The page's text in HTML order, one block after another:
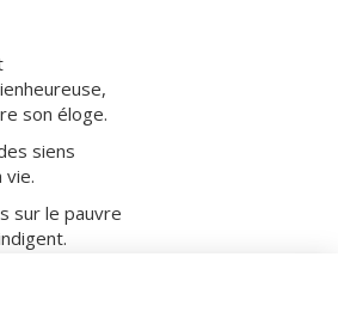
son éloge.
siens
vie.
sur le pauvre